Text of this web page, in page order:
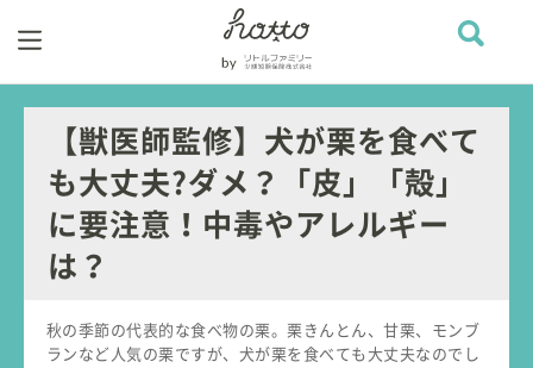
【獣医師監修】犬が栗を食べて
も大丈夫?ダメ？「皮」「殻」
に要注意！中毒やアレルギー
は？
秋の季節の代表的な食べ物の栗。栗きんとん、甘栗、モンブ
ランなど人気の栗ですが、犬が栗を食べても大丈夫なのでし